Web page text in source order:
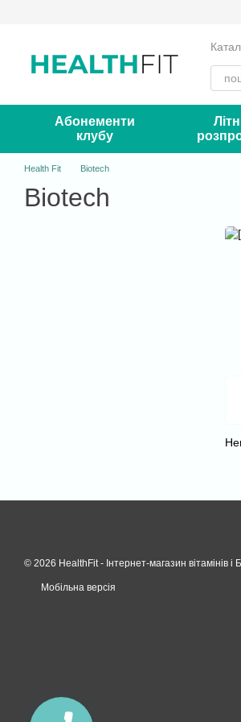
Абонементи
клубу
Health Fit Biotech
Biotech
© 2026 HealthFit - Інтернет-магазин вітамінів і
Мобільна версія